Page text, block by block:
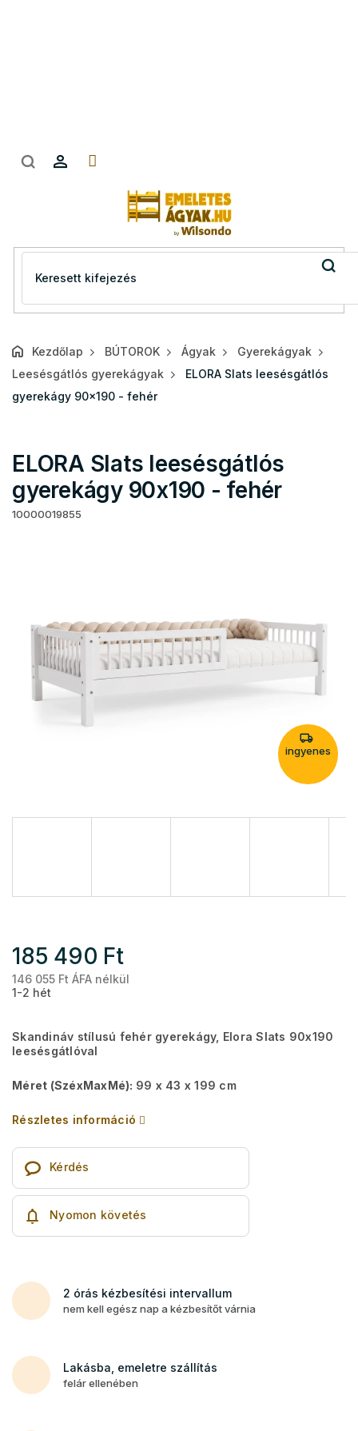
Kezdőlap BÚTOROK Ágyak
Gyerekágyak
Leesésgátlós gyerekágyak
ELORA Slats leesésgátlós
gyerekágy 90x190 - fehér
ELORA Slats leesésgátlós
gyerekágy 90x190 - fehér
10000019855
ingyenes
185 490 Ft
146 055 Ft ÁFA nélkül
1-2 hét
Skandináv stílusú fehér gyerekágy, Elora Slats 90x190
leesésgátlóval
Méret (SzéxMaxMé): 99 x 43 x 199 cm
Részletes információ
Kérdés
Nyomon követés
2 órás kézbesítési intervallum
nem kell egész nap a kézbesítőt várnia
Lakásba, emeletre szállítás
felár ellenében